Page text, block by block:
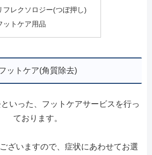
フレクソロジー(つぼ押し)
ットケア用品
ットケア(角質除去)
いった、フットケアサービスを行っ
ております。
ざいますので、症状にあわせてお選